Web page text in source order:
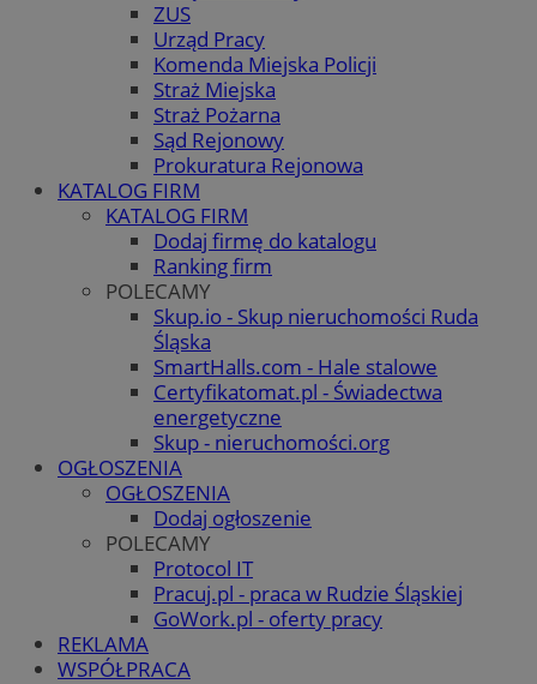
ZUS
Urząd Pracy
Komenda Miejska Policji
Straż Miejska
Straż Pożarna
Sąd Rejonowy
Prokuratura Rejonowa
KATALOG FIRM
KATALOG FIRM
Dodaj firmę do katalogu
Ranking firm
POLECAMY
Skup.io - Skup nieruchomości Ruda
Śląska
SmartHalls.com - Hale stalowe
Certyfikatomat.pl - Świadectwa
energetyczne
Skup - nieruchomości.org
OGŁOSZENIA
OGŁOSZENIA
Dodaj ogłoszenie
POLECAMY
Protocol IT
Pracuj.pl - praca w Rudzie Śląskiej
GoWork.pl - oferty pracy
REKLAMA
WSPÓŁPRACA